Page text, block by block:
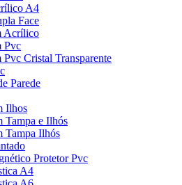
A4
Face
Acrílico
Pvc
Pvc Cristal Transparente
Parede
Ilhos
Tampa e Ilhós
Tampa Ilhós
Protetor Pvc
A4